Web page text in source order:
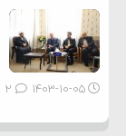
۱۴۰۳-۱۰-۰۵